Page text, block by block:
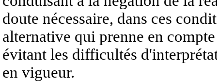
doute nécessaire, dans ces
alternative qui prenne en
évitant les difficultés
en vigueur.